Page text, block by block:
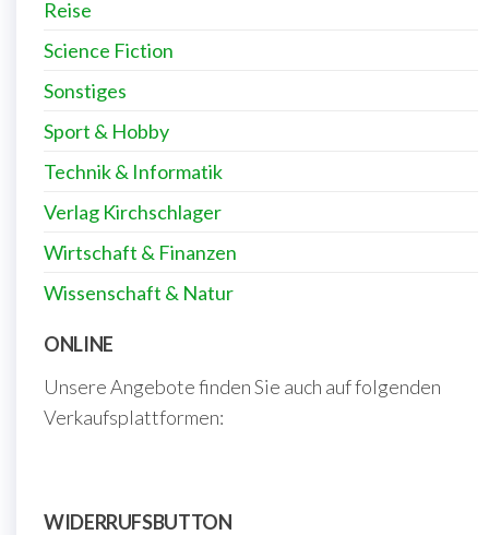
Reise
Science Fiction
Sonstiges
Sport & Hobby
Technik & Informatik
Verlag Kirchschlager
Wirtschaft & Finanzen
Wissenschaft & Natur
ONLINE
Unsere Angebote finden Sie auch auf folgenden
Verkaufsplattformen:
WIDERRUFSBUTTON